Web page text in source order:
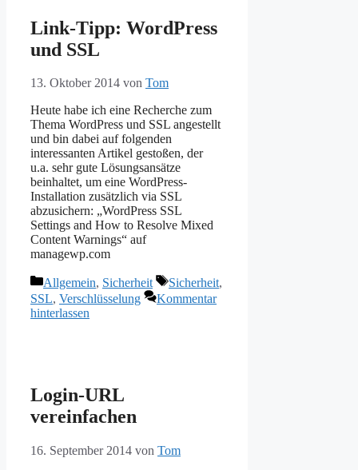
Link-Tipp: WordPress
und SSL
13. Oktober 2014 von Tom
Heute habe ich eine Recherche zum
Thema WordPress und SSL angestellt
und bin dabei auf folgenden
interessanten Artikel gestoßen, der
u.a. sehr gute Lösungsansätze
beinhaltet, um eine WordPress-
Installation zusätzlich via SSL
abzusichern: „WordPress SSL
Settings and How to Resolve Mixed
Content Warnings“ auf
managewp.com
Kategorien
Allgemein, Sicherheit Schlagwörter
Sicherheit,
SSL, Verschlüsselung
Kommentar
hinterlassen
Login-URL
vereinfachen
16. September 2014 von Tom